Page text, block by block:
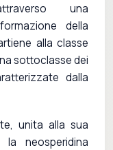
una
della
alla classe
sottoclasse dei
dalla
unita alla sua
la neosperidina